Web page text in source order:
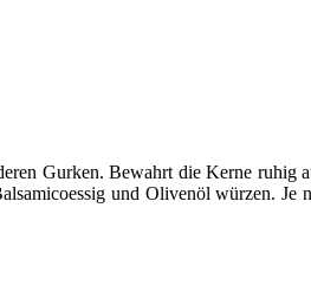
Gurken. Bewahrt die Kerne ruhig
und Olivenöl würzen.